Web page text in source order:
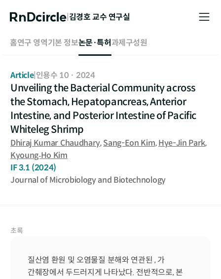
|김경호교수 연구실
홈연구 영역기본 정보논문·특허과제 구성원
Article| 인용수 10 · 2024
Unveiling the Bacterial Community across
the Stomach, Hepatopancreas, Anterior
Intestine, and Posterior Intestine of Pacific
Whiteleg Shrimp
Dhiraj Kumar Chaudhary,Sang-Eon Kim,Hye-Jin Park,
Kyoung‐Ho Kim
IF3.1 (2024)
Journal of Microbiology and Biotechnology
초록
질산염 환원 및 오염물질 분해와 연관된 , 가
간췌장에서 두드러지게 나타났다. 전반적으로, 본